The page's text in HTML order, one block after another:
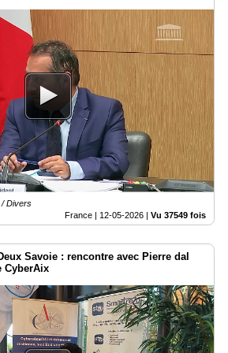
/ Divers
France | 12-05-2026 | Vu 37549 fois
Savoie : rencontre avec Pierre dal
CyberAix